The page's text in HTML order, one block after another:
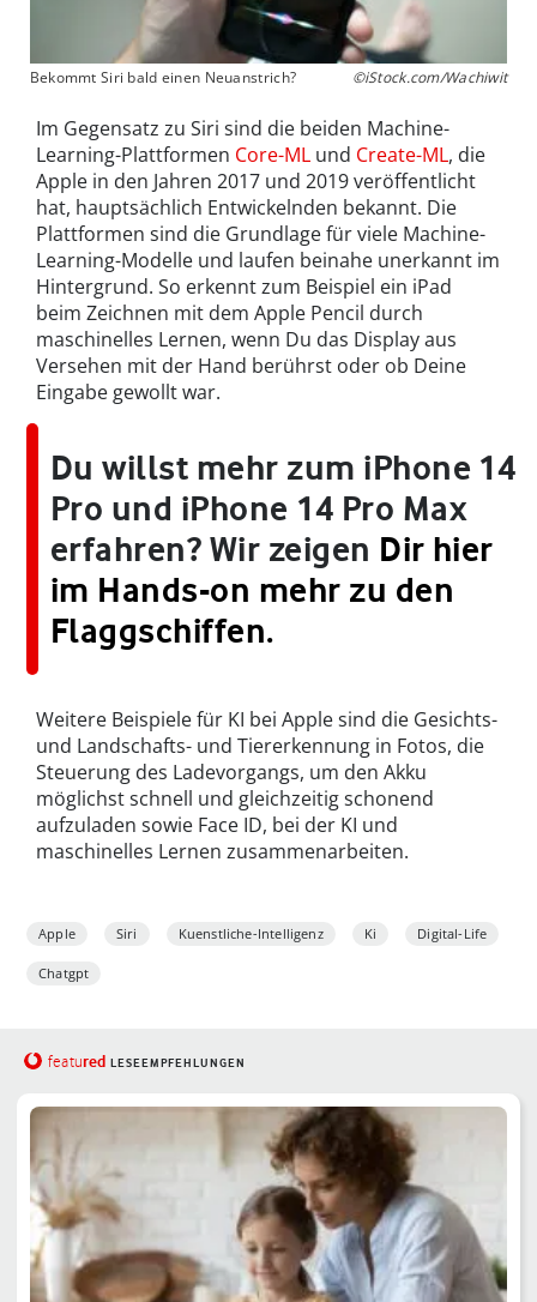
Bekommt Siri bald einen Neuanstrich? ©iStock.com/Wachiwit
Im Gegensatz zu Siri sind die beiden Machine-
Learning-Plattformen Core-ML und Create-ML, die
Apple in den Jahren 2017 und 2019 veröffentlicht
hat, hauptsächlich Entwickelnden bekannt. Die
Plattformen sind die Grundlage für viele Machine-
Learning-Modelle und laufen beinahe unerkannt im
Hintergrund. So erkennt zum Beispiel ein iPad
beim Zeichnen mit dem Apple Pencil durch
maschinelles Lernen, wenn Du das Display aus
Versehen mit der Hand berührst oder ob Deine
Eingabe gewollt war.
Du willst mehr zum iPhone 14
Pro und iPhone 14 Pro Max
erfahren? Wir zeigen Dir hier
im Hands-on mehr zu den
Flaggschiffen.
Weitere Beispiele für KI bei Apple sind die Gesichts-
und Landschafts- und Tiererkennung in Fotos, die
Steuerung des Ladevorgangs, um den Akku
möglichst schnell und gleichzeitig schonend
aufzuladen sowie Face ID, bei der KI und
maschinelles Lernen zusammenarbeiten.
Apple Siri Kuenstliche-Intelligenz Ki Digital-Life
Chatgpt
featured LESEEMPFEHLUNGEN